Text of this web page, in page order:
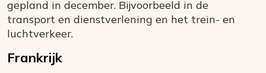
gepland in december. Bijvoorbeeld in de
transport en dienstverlening en het trein- en
luchtverkeer.
Frankrijk